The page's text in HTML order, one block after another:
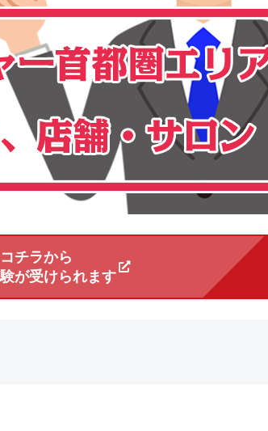
チラから
が受けられます